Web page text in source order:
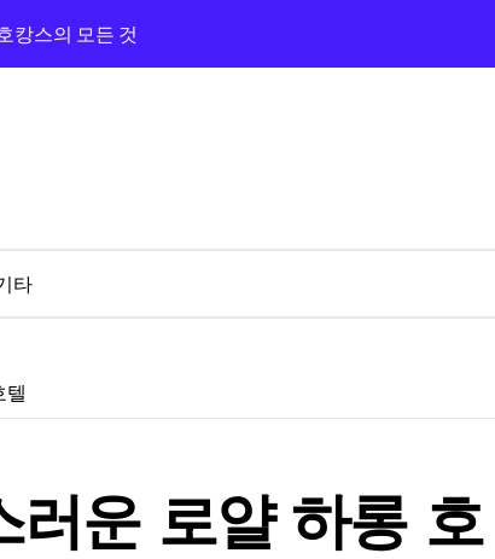
캉스의 모든 것
앰버서더 탐방기
와 카지노 앰버서더 체험기
서더까지 완벽 루트!
3분 카지노 탐방기
프라하 골든 에이지
타
텔
러운 로얄 하롱 호